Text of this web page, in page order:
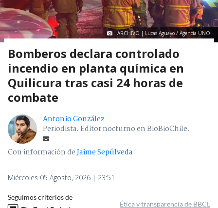
ARCHIVO | Lucas Aguayo / Agencia UNO
Bomberos declara controlado
incendio en planta química en
Quilicura tras casi 24 horas de
combate
Antonio González
Periodista. Editor nocturno en BioBioChile.
Con información deJaime Sepúlveda
Miércoles 05 Agosto, 2026 | 23:51
Seguimos criterios de
Ética y transparencia de BBCL